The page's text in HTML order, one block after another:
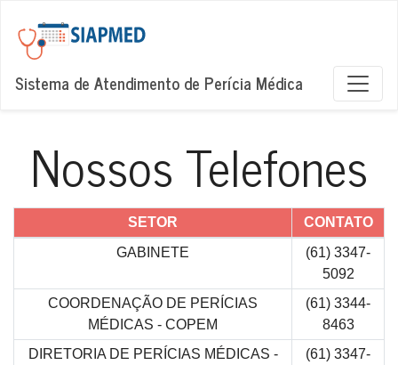
Sistema de Atendimento de Perícia Médica
Nossos Telefones
SETOR
CONTATO
GABINETE
(61) 3347-
5092
COORDENAÇÃO DE PERÍCIAS
MÉDICAS - COPEM
(61) 3344-
8463
DIRETORIA DE PERÍCIAS MÉDICAS -
(61) 3347-